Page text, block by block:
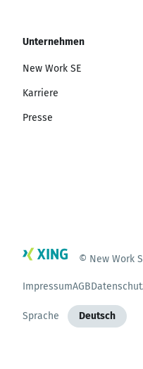
Unternehmen
New Work SE
Karriere
Presse
© New Work
ImpressumAGB
Sprache Deutsch